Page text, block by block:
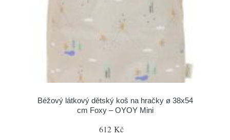
Béžový látkový dětský koš na hračky ø 38x54
cm Foxy – OYOY Mini
612 Kč